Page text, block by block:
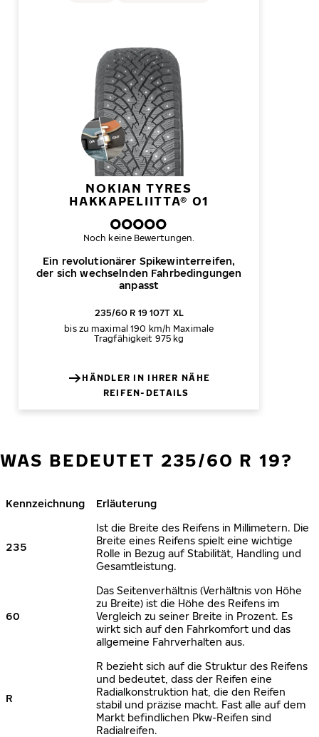
NOKIAN TYRES
HAKKAPELIITTA® 01
Ein revolutionärer Spikewinterreifen,
der sich wechselnden Fahrbedingungen
anpasst
Noch keine Bewertungen.
235/60 R 19 107T XL
bis zu maximal 190 km/h Maximale
Tragfähigkeit 975 kg
HÄNDLER IN IHRER NÄHE
REIFEN-DETAILS
WAS BEDEUTET 235/60 R 19?
Kennzeichnung Erläuterung
235
Ist die Breite des Reifens in Millimetern. Die
Breite eines Reifens spielt eine wichtige
Rolle in Bezug auf Stabilität, Handling und
Gesamtleistung.
60
Das Seitenverhältnis (Verhältnis von Höhe
zu Breite) ist die Höhe des Reifens im
Vergleich zu seiner Breite in Prozent. Es
wirkt sich auf den Fahrkomfort und das
allgemeine Fahrverhalten aus.
R
R bezieht sich auf die Struktur des Reifens
und bedeutet, dass der Reifen eine
Radialkonstruktion hat, die den Reifen
stabil und präzise macht. Fast alle auf dem
Markt befindlichen Pkw-Reifen sind
Radialreifen.